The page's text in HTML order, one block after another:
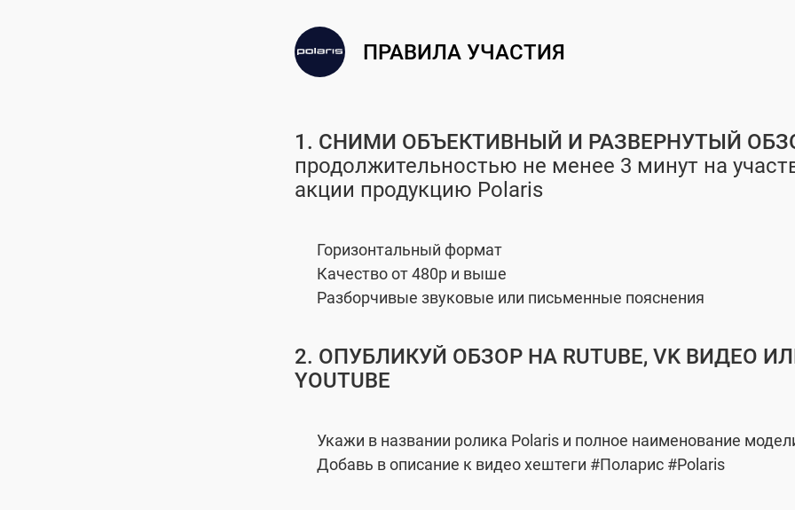
ПРАВИЛА УЧАСТИЯ
1. СНИМИ ОБЪЕКТИВНЫЙ И РАЗВЕРНУТЫЙ
продолжительностью не менее 3 минут на
акции продукцию Polaris
Горизонтальный формат
Качество от 480p и выше
Разборчивые звуковые или письменные пояснения
2. ОПУБЛИКУЙ ОБЗОР НА RUTUBE, VK ВИДЕО
YOUTUBE
Укажи в названии ролика Polaris и полное наименование
Добавь в описание к видео хештеги #Поларис #Polaris